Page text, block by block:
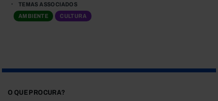
TEMAS ASSOCIADOS
AMBIENTE
CULTURA
O QUE PROCURA?